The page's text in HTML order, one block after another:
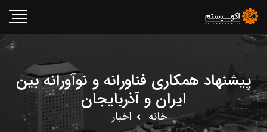
پیشنهاد همکاری‌ فناورانه و نوآورانه بین
ایران و آذربایجان
خانه اخبار